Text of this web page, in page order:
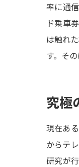
率に通
ド乗車
は触れ
す。そ
究極
現在あ
からテ
研究が